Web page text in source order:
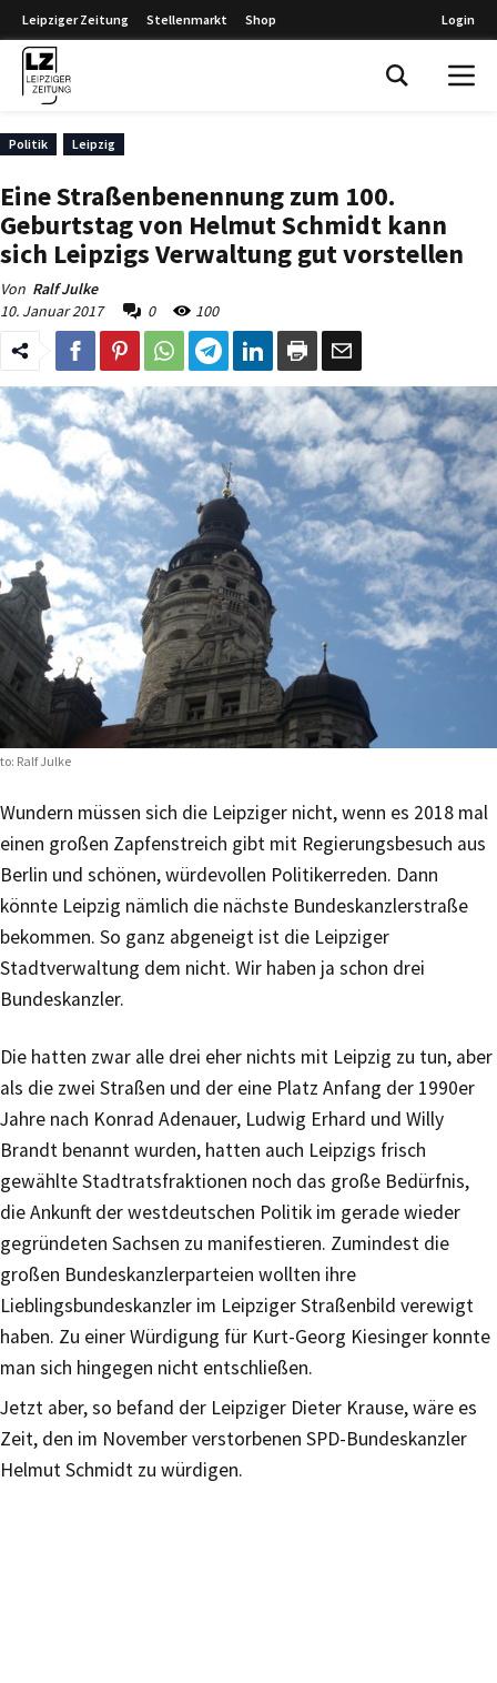
Leipziger Zeitung Stellenmarkt Shop Login
Politik Leipzig
Eine Straßenbenennung zum 100.
Geburtstag von Helmut Schmidt kann
sich Leipzigs Verwaltung gut vorstellen
Von Ralf Julke
10. Januar 2017
0 100
Ralf Julke
Wundern müssen sich die Leipziger nicht, wenn es 2018 mal
einen großen Zapfenstreich gibt mit Regierungsbesuch aus
Berlin und schönen, würdevollen Politikerreden. Dann
könnte Leipzig nämlich die nächste Bundeskanzlerstraße
bekommen. So ganz abgeneigt ist die Leipziger
Stadtverwaltung dem nicht. Wir haben ja schon drei
Bundeskanzler.
Die hatten zwar alle drei eher nichts mit Leipzig zu tun, aber
als die zwei Straßen und der eine Platz Anfang der 1990er
Jahre nach Konrad Adenauer, Ludwig Erhard und Willy
Brandt benannt wurden, hatten auch Leipzigs frisch
gewählte Stadtratsfraktionen noch das große Bedürfnis,
die Ankunft der westdeutschen Politik im gerade wieder
gegründeten Sachsen zu manifestieren. Zumindest die
großen Bundeskanzlerparteien wollten ihre
Lieblingsbundeskanzler im Leipziger Straßenbild verewigt
haben. Zu einer Würdigung für Kurt-Georg Kiesinger konnte
man sich hingegen nicht entschließen.
Jetzt aber, so befand der Leipziger Dieter Krause, wäre es
Zeit, den im November verstorbenen SPD-Bundeskanzler
Helmut Schmidt zu würdigen.